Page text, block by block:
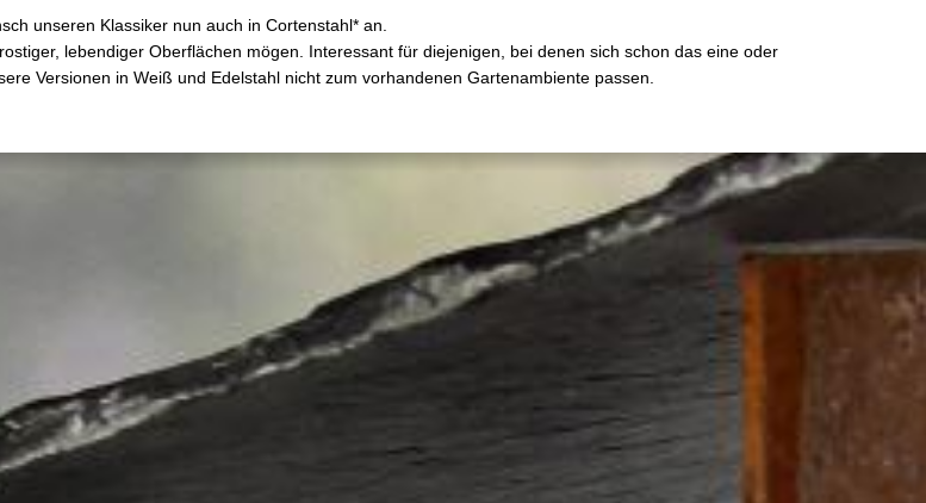
unseren Klassiker nun auch in Cortenstahl* an.
lebendiger Oberflächen mögen. Interessant für diejenigen, bei denen sich schon das eine oder
Versionen in Weiß und Edelstahl nicht zum vorhandenen Gartenambiente passen.